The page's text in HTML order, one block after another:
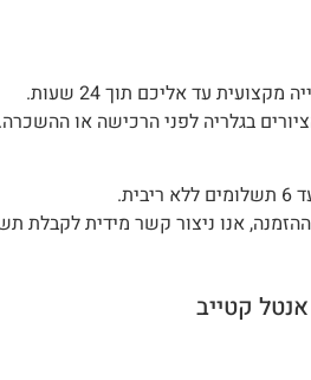
עד אליכם תוך 24 שעות.
בגלריה לפני הרכישה או
אנו ניצור קשר מידית לקבלת
קטייב